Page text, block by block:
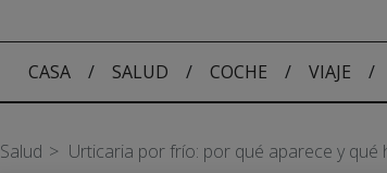
CASA / SALUD / COCHE / VIAJE /
Salud Urticaria por frío: por qué aparece y qué